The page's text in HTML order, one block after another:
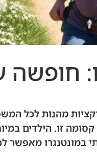
חופשה
מהנות לכל
זו. הילדים
במונטנגרו מאפשר